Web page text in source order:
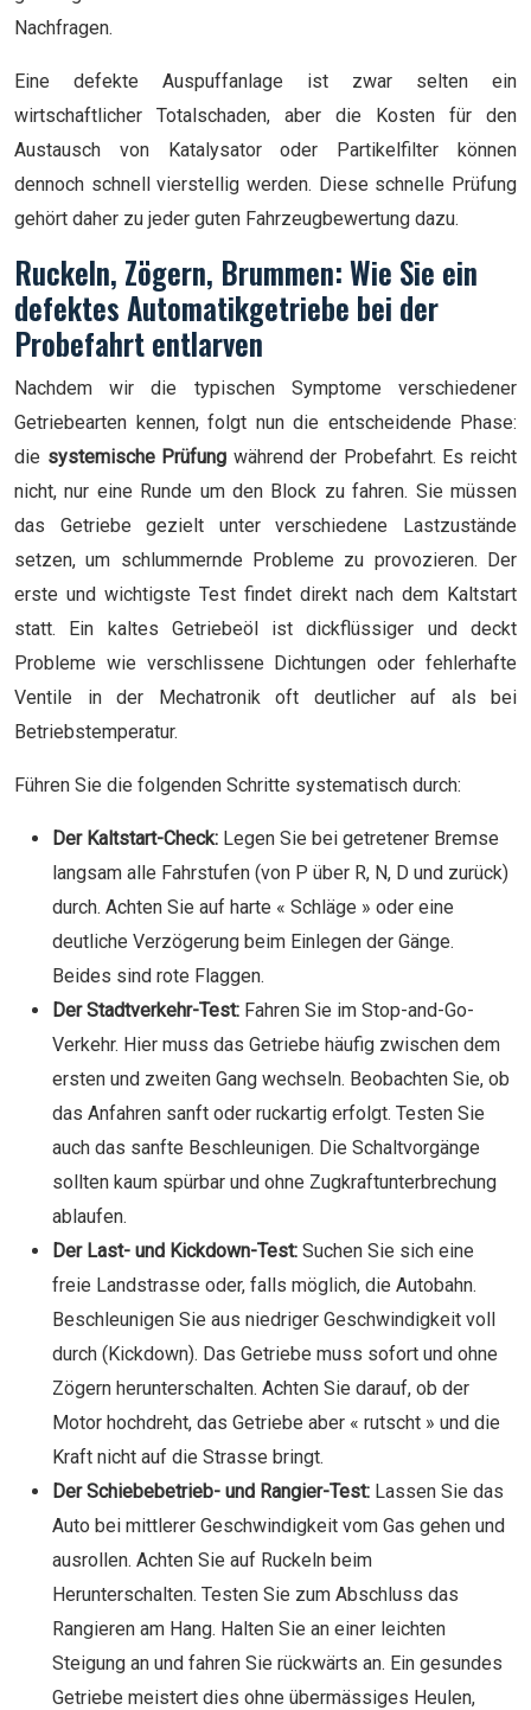
Nachfragen.
Eine defekte Auspuffanlage ist zwar selten ein
wirtschaftlicher Totalschaden, aber die Kosten für den
Austausch von Katalysator oder Partikelfilter können
dennoch schnell vierstellig werden. Diese schnelle Prüfung
gehört daher zu jeder guten Fahrzeugbewertung dazu.
Ruckeln, Zögern, Brummen: Wie Sie ein
defektes Automatikgetriebe bei der
Probefahrt entlarven
Nachdem wir die typischen Symptome verschiedener
Getriebearten kennen, folgt nun die entscheidende Phase:
die systemische Prüfung während der Probefahrt. Es reicht
nicht, nur eine Runde um den Block zu fahren. Sie müssen
das Getriebe gezielt unter verschiedene Lastzustände
setzen, um schlummernde Probleme zu provozieren. Der
erste und wichtigste Test findet direkt nach dem Kaltstart
statt. Ein kaltes Getriebeöl ist dickflüssiger und deckt
Probleme wie verschlissene Dichtungen oder fehlerhafte
Ventile in der Mechatronik oft deutlicher auf als bei
Betriebstemperatur.
Führen Sie die folgenden Schritte systematisch durch:
Der Kaltstart-Check: Legen Sie bei getretener Bremse
langsam alle Fahrstufen (von P über R, N, D und zurück)
durch. Achten Sie auf harte « Schläge » oder eine
deutliche Verzögerung beim Einlegen der Gänge.
Beides sind rote Flaggen.
Der Stadtverkehr-Test: Fahren Sie im Stop-and-Go-
Verkehr. Hier muss das Getriebe häufig zwischen dem
ersten und zweiten Gang wechseln. Beobachten Sie, ob
das Anfahren sanft oder ruckartig erfolgt. Testen Sie
auch das sanfte Beschleunigen. Die Schaltvorgänge
sollten kaum spürbar und ohne Zugkraftunterbrechung
ablaufen.
Der Last- und Kickdown-Test: Suchen Sie sich eine
freie Landstrasse oder, falls möglich, die Autobahn.
Beschleunigen Sie aus niedriger Geschwindigkeit voll
durch (Kickdown). Das Getriebe muss sofort und ohne
Zögern herunterschalten. Achten Sie darauf, ob der
Motor hochdreht, das Getriebe aber « rutscht » und die
Kraft nicht auf die Strasse bringt.
Der Schiebebetrieb- und Rangier-Test: Lassen Sie das
Auto bei mittlerer Geschwindigkeit vom Gas gehen und
ausrollen. Achten Sie auf Ruckeln beim
Herunterschalten. Testen Sie zum Abschluss das
Rangieren am Hang. Halten Sie an einer leichten
Steigung an und fahren Sie rückwärts an. Ein gesundes
Getriebe meistert dies ohne übermässiges Heulen,